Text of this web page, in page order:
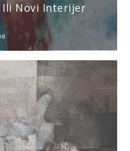
Ili Novi Interijer